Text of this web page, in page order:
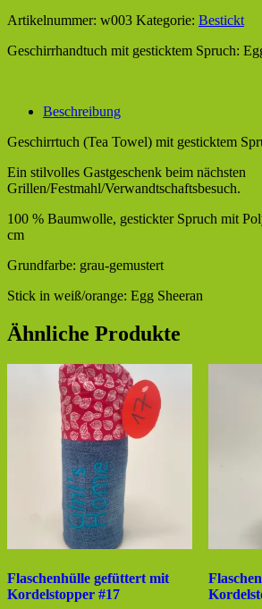
Artikelnummer: w003 Kategorie: Bestickt
Geschirrhandtuch mit gesticktem Spruch:
Beschreibung
Geschirrtuch (Tea Towel) mit gesticktem
Ein stilvolles Gastgeschenk beim nächsten
Grillen/Festmahl/Verwandtschaftsbesuch.
100 % Baumwolle, gestickter Spruch mit
cm
Grundfarbe: grau-gemustert
Stick in weiß/orange: Egg Sheeran
Ähnliche Produkte
Flaschenhülle gefüttert mit
Kordelstopper #17